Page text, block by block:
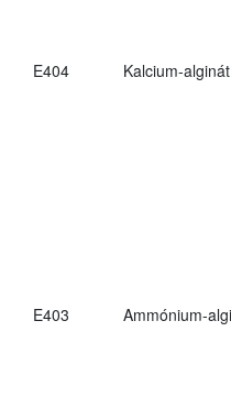
E404 Kalcium-alginát
E403 Ammónium-